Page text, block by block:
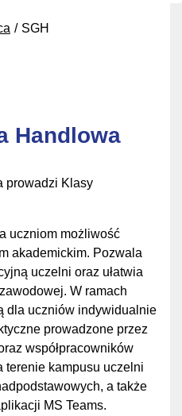
SGH
Handlowa
prowadzi Klasy
uczniom możliwość
akademickim. Pozwala
uczelni oraz ułatwia
W ramach
dla uczniów indywidualnie
prowadzone przez
współpracowników
terenie kampusu uczelni
a także
MS Teams.